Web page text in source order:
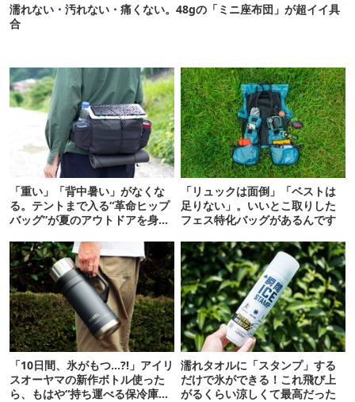
濡れない・汚れない・痛くない。48gの「ミニ座布団」が超イイ具
合
「重い」「背中暑い」がなくな
る。テントまで入る“革命ヒップ
バッグ”が夏のアウトドアを身軽
「リュックは面倒」「ベストは
足りない」。いいとこ取りした
フェス特化バッグがあるんです
「10日間、氷がもつ…?!」アイリ
スオーヤマの新作ボトル使った
ら、もはや“持ち運べる保冷庫
濡れタオルに「スタンプ」する
だけで氷ができる！これ飛び上
がるくらい涼しくて最高だった